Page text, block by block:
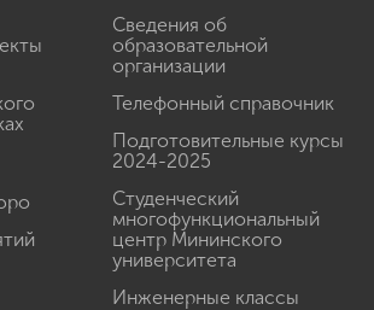
Сведения об
образовательной
организации
Телефонный справочник
Подготовительные курсы
2024-2025
Студенческий
многофункциональный
центр Мининского
университета
Инженерные классы